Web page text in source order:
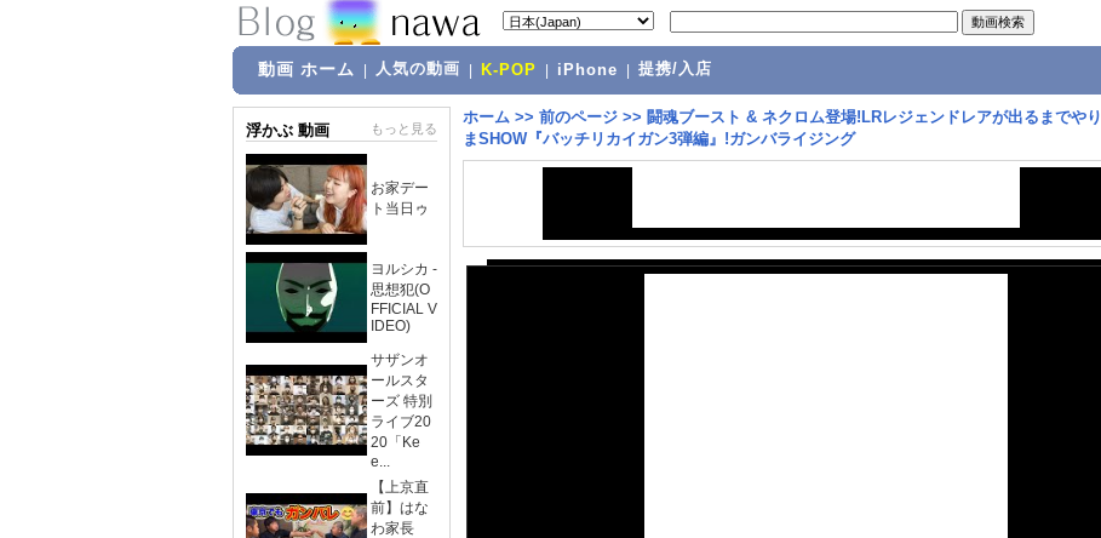
動画 ホーム 人気の動画 K-POP iPhone 提携/入店
浮かぶ 動画 もっと見る
お家デー
ト当日ゥ
ヨルシカ -
思想犯(O
FFICIAL V
IDEO)
サザンオ
ールスタ
ーズ 特別
ライブ20
20「Ke
e...
【上京直
前】はな
わ家長
ホーム >> 前のページ >> 闘魂ブースト & ネクロム登場!LRレジェンドレアが出るまでやり
まSHOW『バッチリカイガン3弾編』!ガンバライジング